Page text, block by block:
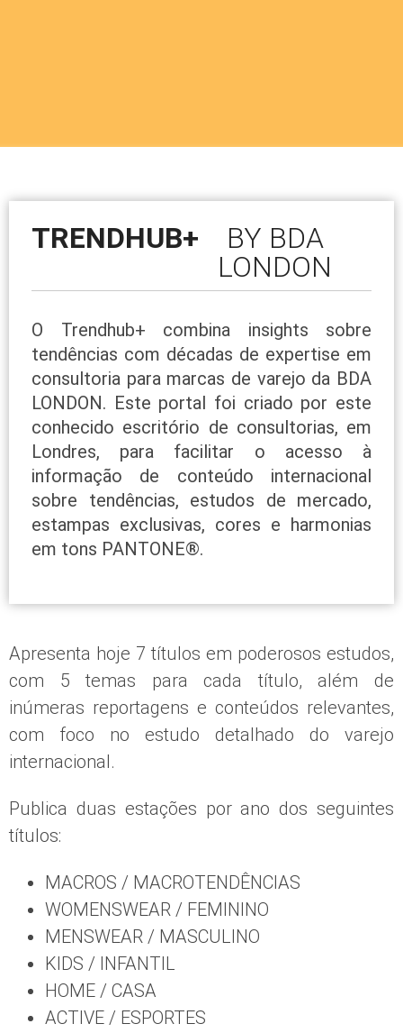
TRENDHUB+
BY BDA
LONDON
O Trendhub+ combina insights sobre
tendências com décadas de expertise em
consultoria para marcas de varejo da BDA
LONDON. Este portal foi criado por este
conhecido escritório de consultorias, em
Londres, para facilitar o acesso à
informação de conteúdo internacional
sobre tendências, estudos de mercado,
estampas exclusivas, cores e harmonias
em tons PANTONE®.
Apresenta hoje 7 títulos em poderosos estudos,
com 5 temas para cada título, além de
inúmeras reportagens e conteúdos relevantes,
com foco no estudo detalhado do varejo
internacional.
Publica duas estações por ano dos seguintes
títulos:
MACROS / MACROTENDÊNCIAS
WOMENSWEAR / FEMININO
MENSWEAR / MASCULINO
KIDS / INFANTIL
HOME / CASA
ACTIVE / ESPORTES